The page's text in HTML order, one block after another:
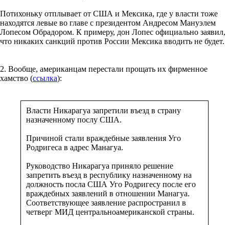
Потихоньку отплывает от США и Мексика, где у власти тоже
находятся левые во главе с президентом Андресом Мануэлем
Лопесом Обрадором. К примеру, дон Лопес официально заявил,
что никаких санкций против России Мексика вводить не будет.
2. Вообще, американцам перестали прощать их фирменное
хамство (ссылка):
Власти Никарагуа запретили въезд в страну
назначенному послу США.
Причиной стали враждебные заявления Уго
Родригеса в адрес Манагуа.
Руководство Никарагуа приняло решение
запретить въезд в республику назначенному на
должность посла США Уго Родригесу после его
враждебных заявлений в отношении Манагуа.
Соответствующее заявление распространил в
четверг МИД центральноамериканской страны.